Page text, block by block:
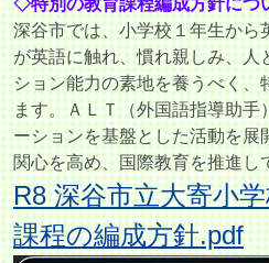
◇特別の教育課程編成方針に
深谷市では、小学校１年生から
が英語に触れ、慣れ親しみ、人
ション能力の素地を養うべく、
ます。ＡＬＴ（外国語指導助手
ーションを基盤とした活動を展
関心を高め、国際教育を推進し
R8 深谷市立大寄小
課程の編成方針.pdf